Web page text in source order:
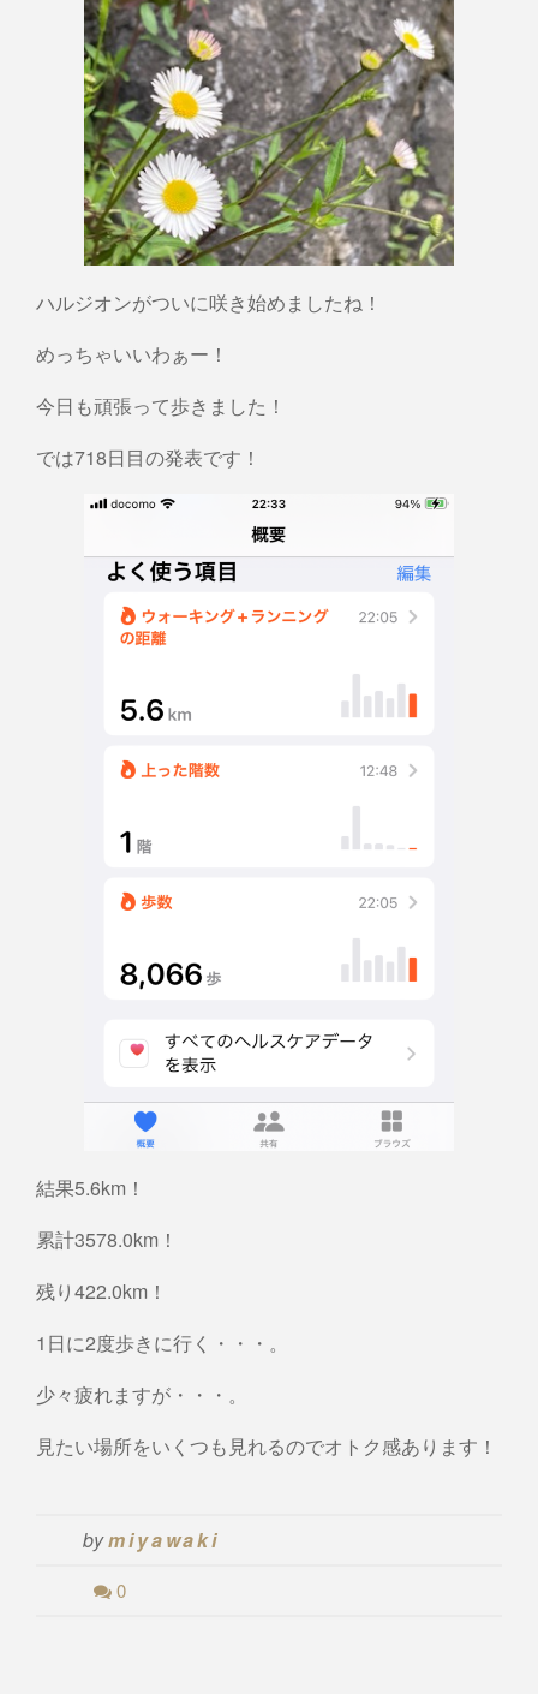
ハルジオンがついに咲き始めましたね！
めっちゃいいわぁー！
今日も頑張って歩きました！
では718日目の発表です！
結果5.6km！
累計3578.0km！
残り422.0km！
1日に2度歩きに行く・・・。
少々疲れますが・・・。
見たい場所をいくつも見れるのでオトク感あります！
bymiyawaki
0